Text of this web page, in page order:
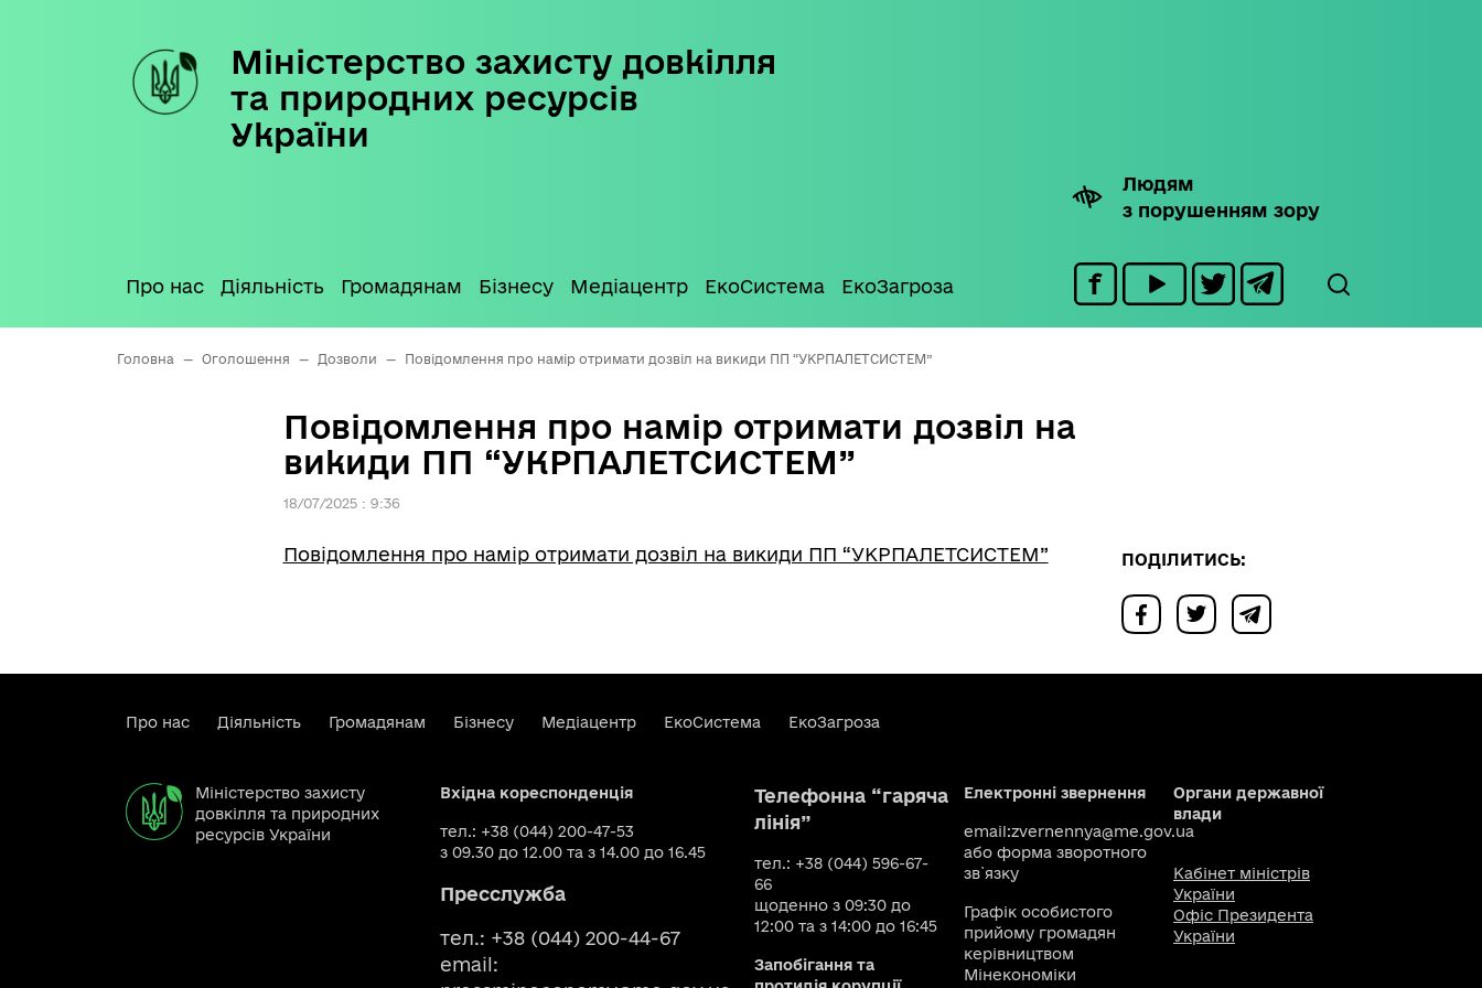
Міністерство захисту довкілля
та природних ресурсів
України
Людям
з порушенням зору
Про нас Діяльність Громадянам Бізнесу Медіацентр ЕкоСистема ЕкоЗагроза
Головна — Оголошення — Дозволи — Повідомлення про намір отримати дозвіл на викиди ПП “УКРПАЛЕТСИСТЕМ”
Повідомлення про намір отримати дозвіл на
викиди ПП “УКРПАЛЕТСИСТЕМ”
18/07/2025 : 9:36
Повідомлення про намір отримати дозвіл на викиди ПП “УКРПАЛЕТСИСТЕМ” ПОДІЛИТИСЬ:
Про нас Діяльність Громадянам Бізнесу Медіацентр ЕкоСистема ЕкоЗагроза
Міністерство захисту
довкілля та природних
ресурсів України
Вхідна кореспонденція
тел.: +38 (044) 200-47-53
з 09.30 до 12.00 та з 14.00 до 16.45
Пресслужба
тел.: +38 (044) 200-44-67
email:
Телефонна “гаряча
лінія”
тел.: +38 (044) 596-67-
66
щоденно з 09:30 до
12:00 та з 14:00 до 16:45
Запобігання та
Електронні звернення
email:zvernennya@me.gov.ua
або форма зворотного
зв`язку
Графік особистого
прийому громадян
керівництвом
Мінекономіки
Органи державної
влади
Кабінет міністрів
України
Офіс Президента
України